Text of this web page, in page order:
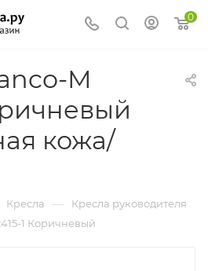
0
M
кожа/
Кресла — Кресла руководителя
1 Коричневый